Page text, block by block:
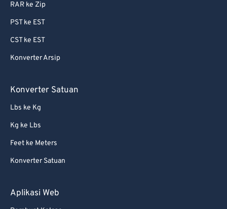
RAR ke Zip
PST ke EST
CST ke EST
Konverter Arsip
Konverter Satuan
Lbs ke Kg
Kg ke Lbs
Feet ke Meters
Konverter Satuan
Aplikasi Web